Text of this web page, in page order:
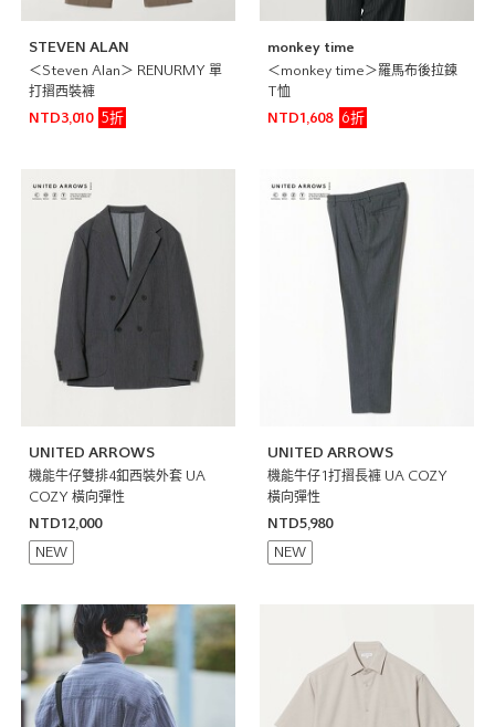
STEVEN ALAN
＜Steven Alan＞ RENURMY 單
打摺西裝褲
NTD3,010
5折
monkey time
＜monkey time＞羅馬布後拉鍊
T恤
NTD1,608
6折
UNITED ARROWS
機能牛仔雙排4釦西裝外套 UA
COZY 橫向彈性
NTD12,000
NEW
UNITED ARROWS
機能牛仔1打摺長褲 UA COZY
橫向彈性
NTD5,980
NEW